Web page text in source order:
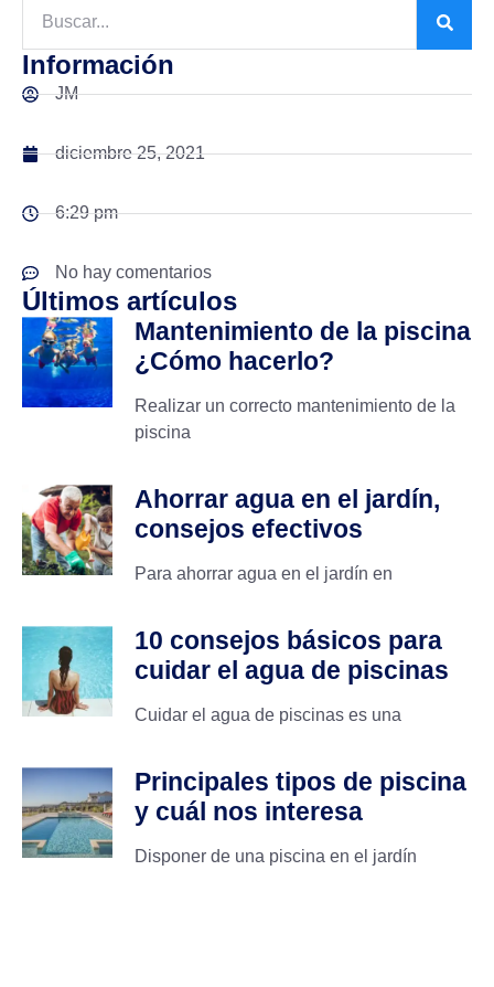
Información
JM
diciembre 25, 2021
6:29 pm
No hay comentarios
Últimos artículos
Mantenimiento de la piscina
¿Cómo hacerlo?
Realizar un correcto mantenimiento de la
piscina
Ahorrar agua en el jardín,
consejos efectivos
Para ahorrar agua en el jardín en
10 consejos básicos para
cuidar el agua de piscinas
Cuidar el agua de piscinas es una
Principales tipos de piscina
y cuál nos interesa
Disponer de una piscina en el jardín